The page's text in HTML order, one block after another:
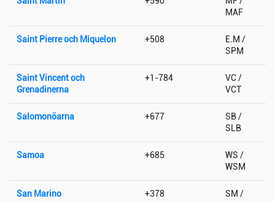
MAF
Saint Pierre och Miquelon +508
E.M /
SPM
Saint Vincent och
Grenadinerna
+1-784
VC /
VCT
Salomonöarna +677
SB /
SLB
Samoa +685
WS /
WSM
San Marino +378
SM /